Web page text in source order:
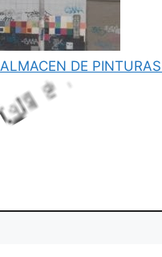
ALMACEN DE
Lo
adi